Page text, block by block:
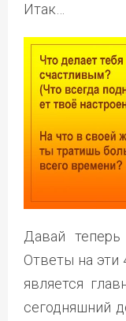
Итак…
Давай
Ответы на эти
является
сегодняшний